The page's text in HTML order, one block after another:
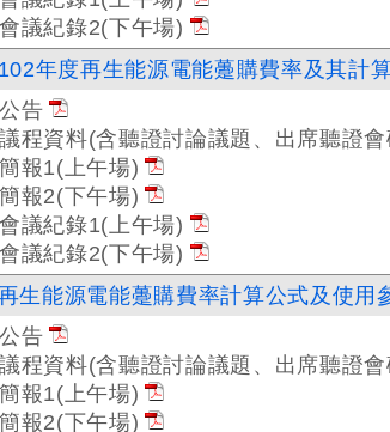
議紀錄2(下午場)
年度再生能源電能躉購費率及其計
告
程資料(含聽證討論議題、出席聽證
報1(上午場)
報2(下午場)
議紀錄1(上午場)
議紀錄2(下午場)
生能源電能躉購費率計算公式及使
告
程資料(含聽證討論議題、出席聽證
報1(上午場)
報2(下午場)